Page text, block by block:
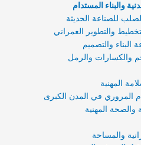
والبناء المستدام
للصناعة الحديثة
والتطوير العمراني
والتصميم
والكسارات والرمل
المهنية
المروري في المدن الكبرى
المهنية
والمساحة